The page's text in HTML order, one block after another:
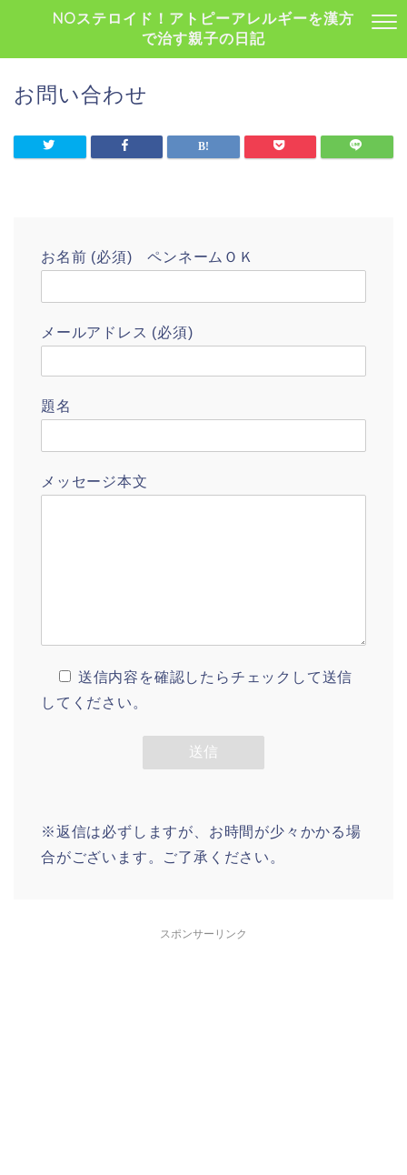
NOステロイド！アトピーアレルギーを漢方
で治す親子の日記
お問い合わせ
お名前 (必須) ペンネームＯＫ
メールアドレス (必須)
題名
メッセージ本文
送信内容を確認したらチェックして送信
してください。
※返信は必ずしますが、お時間が少々かかる場
合がございます。ご了承ください。
スポンサーリンク